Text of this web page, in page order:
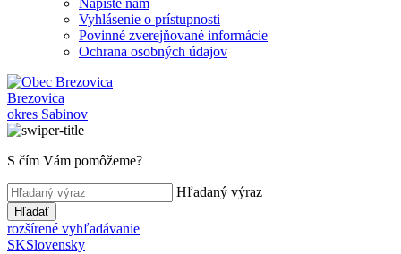
Napíšte nám
Vyhlásenie o prístupnosti
Povinné zverejňované informácie
Ochrana osobných údajov
Brezovica
okres Sabinov
S čím Vám pomôžeme?
Hľadaný výraz
Hľadať
rozšírené vyhľadávanie
SKSlovensky